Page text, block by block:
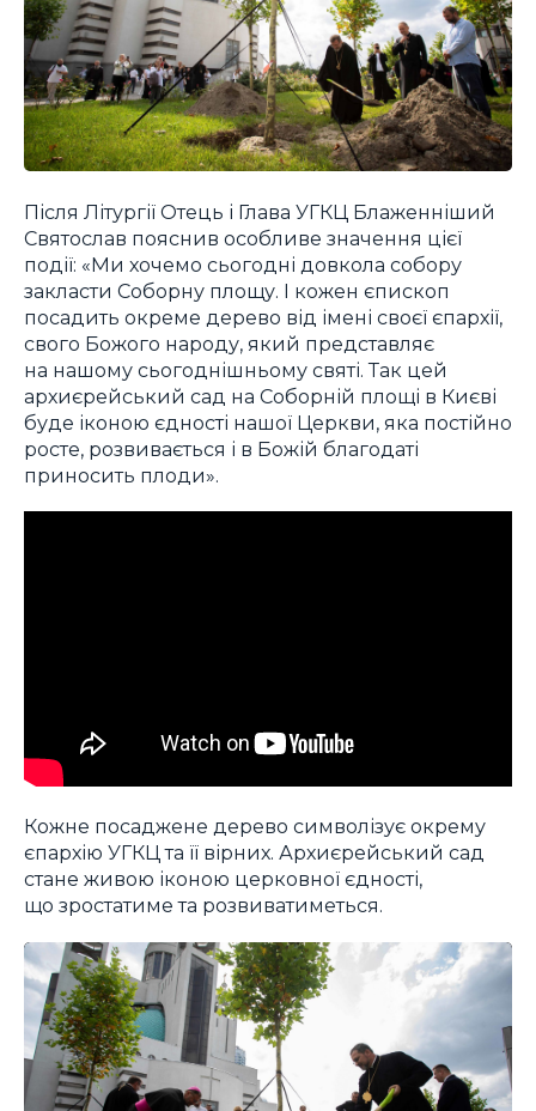
Після Літургії Отець і Глава УГКЦ Блаженніший
Святослав пояснив особливе значення цієї
події: «Ми хочемо сьогодні довкола собору
закласти Соборну площу. І кожен єпископ
посадить окреме дерево від імені своєї єпархії,
свого Божого народу, який представляє
на нашому сьогоднішньому святі. Так цей
архиєрейський сад на Соборній площі в Києві
буде іконою єдності нашої Церкви, яка постійно
росте, розвивається і в Божій благодаті
приносить плоди».
Кожне посаджене дерево символізує окрему
єпархію УГКЦ та її вірних. Архиєрейський сад
стане живою іконою церковної єдності,
що зростатиме та розвиватиметься.